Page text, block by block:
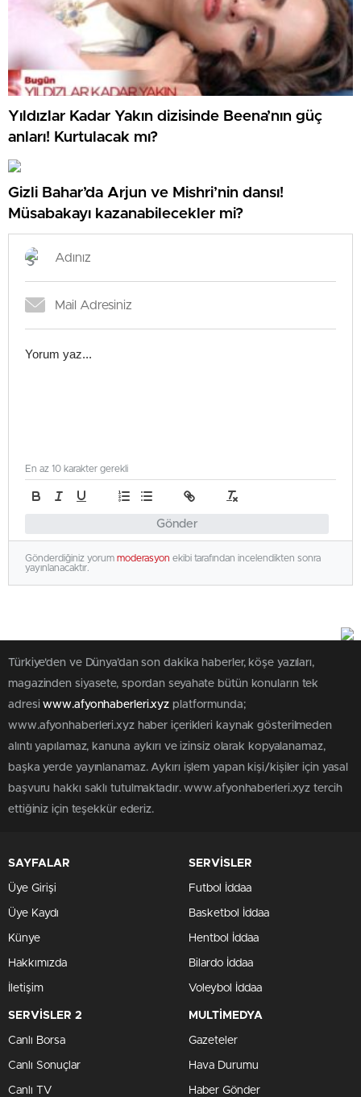
Yıldızlar Kadar Yakın dizisinde Beena’nın güç
anları! Kurtulacak mı?
Gizli Bahar’da Arjun ve Mishri’nin dansı!
Müsabakayı kazanabilecekler mi?
Gönder
En az 10 karakter gerekli
Gönderdiğiniz yorum moderasyon ekibi tarafından incelendikten sonra
yayınlanacaktır.
Türkiye'den ve Dünya’dan son dakika haberler, köşe yazıları,
magazinden siyasete, spordan seyahate bütün konuların tek
adresiwww.afyonhaberleri.xyz platformunda;
www.afyonhaberleri.xyz haber içerikleri kaynak gösterilmeden
alıntı yapılamaz, kanuna aykırı ve izinsiz olarak kopyalanamaz,
başka yerde yayınlanamaz. Aykırı işlem yapan kişi/kişiler için yasal
başvuru hakkı saklı tutulmaktadır. www.afyonhaberleri.xyz tercih
ettiğiniz için teşekkür ederiz.
SAYFALAR
Üye Girişi
Üye Kaydı
Künye
Hakkımızda
İletişim
SERVİSLER
Futbol İddaa
Basketbol İddaa
Hentbol İddaa
Bilardo İddaa
Voleybol İddaa
SERVİSLER 2
Canlı Borsa
Canlı Sonuçlar
Canlı TV
MULTİMEDYA
Gazeteler
Hava Durumu
Haber Gönder